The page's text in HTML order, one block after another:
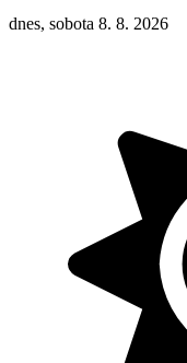
dnes, sobota 8. 8. 2026